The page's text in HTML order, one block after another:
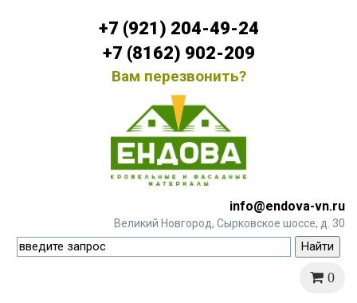
+7 (921) 204-49-24
+7 (8162) 902-209
Вам перезвонить?
info@endova-vn.ru
Великий Новгород, Сырковское шоссе, д. 30
0